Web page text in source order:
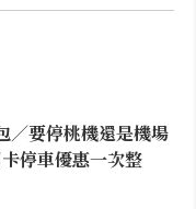
／要停桃機還是機場
停車優惠一次整